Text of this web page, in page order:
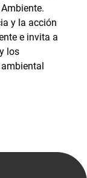
y la acción
e invita a
los